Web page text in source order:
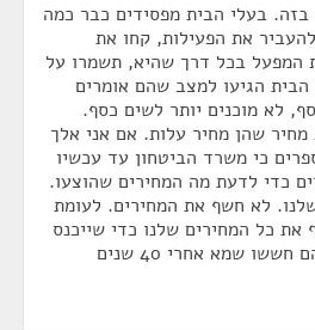
בזה. בעלי הבית מפסידים כבר כמה
את הפעילות, קחו את
המפעל בכל דרך שהיא, תשמרו על
הבית הגיעו למצב שהם אומרים
לא מוכנים יותר לשים כסף.
שהן מחיר עלות. אם אני אלך
כי משרד הביטחון עד עכשיו
כדי לדעת מה המחירים שהוצעו.
לא חשף את המחירים. לעומת
כל המחירים שלנו כדי שייכנס
בנעלינו טרום המכרז כי הם חששו שמא אחרי 40 שנים